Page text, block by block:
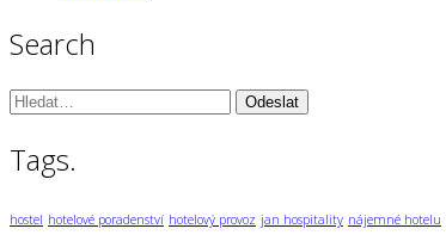
Search
Vyhledávání:
Tags.
hostel hotelové poradenství hotelový provoz jan hospitality nájemné hotelu